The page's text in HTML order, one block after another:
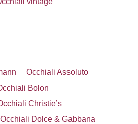
Occhiali Assoluto
Bolon
Christie’s
Occhiali Dolce & Gabbana